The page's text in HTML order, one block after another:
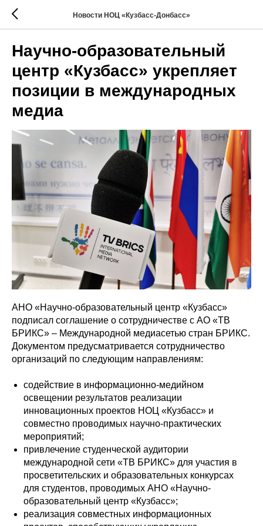
Новости НОЦ «Кузбасс-Донбасс»
Научно-образовательный
центр «Кузбасс» укрепляет
позиции в международных
медиа
АНО «Научно-образовательный центр «Кузбасс»
подписал соглашение о сотрудничестве с АО «ТВ
БРИКС» – Международной медиасетью стран БРИКС.
Документом предусматривается сотрудничество
организаций по следующим направлениям:
содействие в информационно-медийном
освещении результатов реализации
инновационных проектов НОЦ «Кузбасс» и
совместно проводимых научно-практических
мероприятий;
привлечение студенческой аудитории
международной сети «ТВ БРИКС» для участия в
просветительских и образовательных конкурсах
для студентов, проводимых АНО «Научно-
образовательный центр «Кузбасс»;
реализация совместных информационных